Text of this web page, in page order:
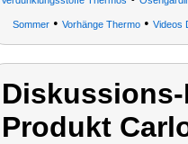
Sommer • Vorhänge Thermo • Videos
Produkt